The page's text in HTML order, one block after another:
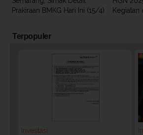
Prakiraan BMKG Hari Ini (15/4)
Kegiatan
Terpopuler
Investasi